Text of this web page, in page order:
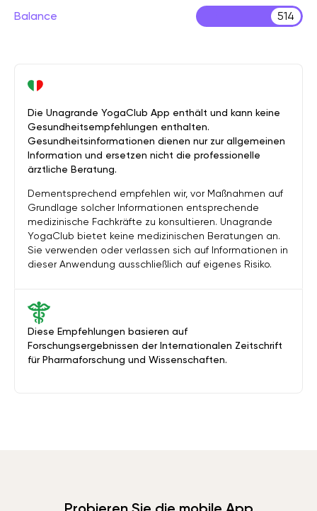
Balance 514
Diese Empfehlungen basieren auf
Forschungsergebnissen der Internationalen Zeitschrift
für Pharmaforschung und Wissenschaften.
Die Unagrande YogaClub App enthält und kann keine
Gesundheitsempfehlungen enthalten.
Gesundheitsinformationen dienen nur zur allgemeinen
Information und ersetzen nicht die professionelle
ärztliche Beratung.
Dementsprechend empfehlen wir, vor Maßnahmen auf
Grundlage solcher Informationen entsprechende
medizinische Fachkräfte zu konsultieren. Unagrande
YogaClub bietet keine medizinischen Beratungen an.
Sie verwenden oder verlassen sich auf Informationen in
dieser Anwendung ausschließlich auf eigenes Risiko.